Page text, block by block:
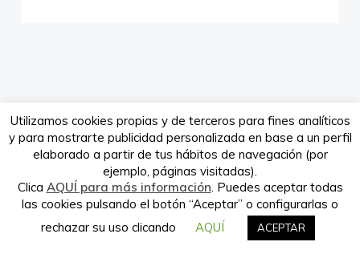
Utilizamos cookies propias y de terceros para fines analíticos
y para mostrarte publicidad personalizada en base a un perfil
elaborado a partir de tus hábitos de navegación (por
ejemplo, páginas visitadas).
Clica AQUÍ para más información. Puedes aceptar todas
las cookies pulsando el botón “Aceptar” o configurarlas o
rechazar su uso clicando
AQUÍ ACEPTAR